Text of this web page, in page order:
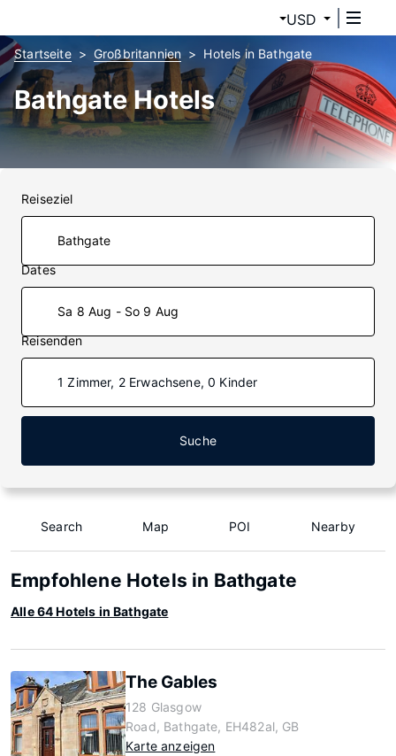
USD
Startseite Großbritannien Hotels in Bathgate
Bathgate Hotels
Reiseziel
Dates
Sa 8 Aug - So 9 Aug
Reisenden
1 Zimmer, 2 Erwachsene, 0 Kinder
Suche
Search Map POI Nearby
Empfohlene Hotels in Bathgate
Alle 64 Hotels in Bathgate
The Gables
128 Glasgow
Road, Bathgate, EH482al, GB
Karte anzeigen